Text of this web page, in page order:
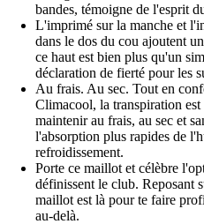
bandes, témoigne de l'esprit
L'imprimé sur la manche et
dans le dos du cou ajoutent
ce haut est bien plus qu'un
déclaration de fierté pour les
Au frais. Au sec. Tout en
Climacool, la transpiration
maintenir au frais, au sec et
l'absorption plus rapides de
refroidissement.
Porte ce maillot et célèbre
définissent le club. Reposant
maillot est là pour te faire
au-delà.